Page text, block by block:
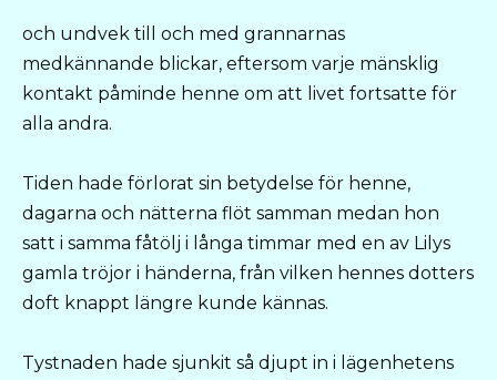
och undvek till och med grannarnas
medkännande blickar, eftersom varje mänsklig
kontakt påminde henne om att livet fortsatte för
alla andra.
Tiden hade förlorat sin betydelse för henne,
dagarna och nätterna flöt samman medan hon
satt i samma fåtölj i långa timmar med en av Lilys
gamla tröjor i händerna, från vilken hennes dotters
doft knappt längre kunde kännas.
Tystnaden hade sjunkit så djupt in i lägenhetens